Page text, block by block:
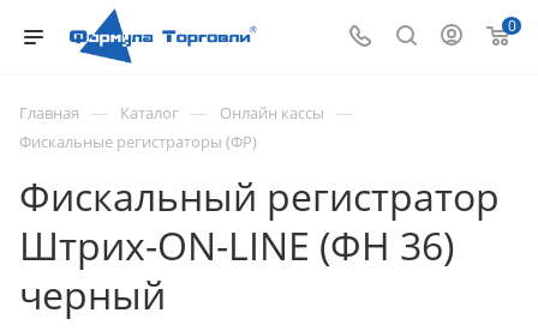
0
Главная — Каталог — Онлайн кассы —
Фискальные регистраторы (ФР)
Фискальный регистратор
Штрих-ON-LINE (ФН 36)
черный